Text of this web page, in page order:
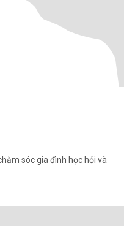
sóc gia đình học hỏi và